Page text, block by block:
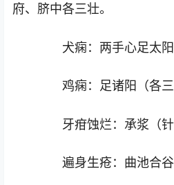
府、脐中各三壮。
犬痫：两手心足太阳
鸡痫：足诸阳（各三
牙疳蚀烂：承浆（针
遍身生疮：曲池合谷